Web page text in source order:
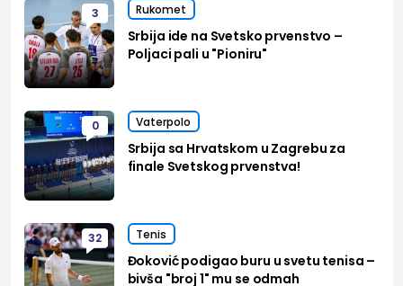
3 Rukomet
Srbija ide na Svetsko prvenstvo –
Poljaci pali u "Pioniru"
0 Vaterpolo
Srbija sa Hrvatskom u Zagrebu za
finale Svetskog prvenstva!
32 Tenis
Đoković podigao buru u svetu tenisa –
bivša "broj 1" mu se odmah